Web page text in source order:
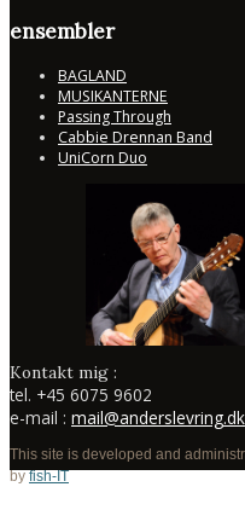
ensembler
BAGLAND
MUSIKANTERNE
Passing Through
Cabbie Drennan Band
UniCorn Duo
Kontakt mig :
tel. +45 6075 9602
e-mail : mail@anderslevring.dk
This site is developed and
by fish-IT